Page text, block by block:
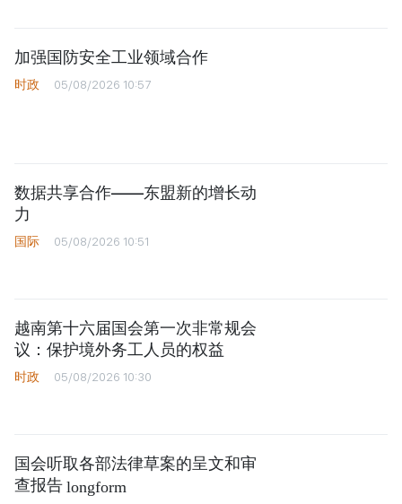
加强国防安全工业领域合作
时政 05/08/2026 10:57
数据共享合作——东盟新的增长动
力
国际 05/08/2026 10:51
越南第十六届国会第一次非常规会
议：保护境外务工人员的权益
时政 05/08/2026 10:30
国会听取各部法律草案的呈文和审
查报告 longform